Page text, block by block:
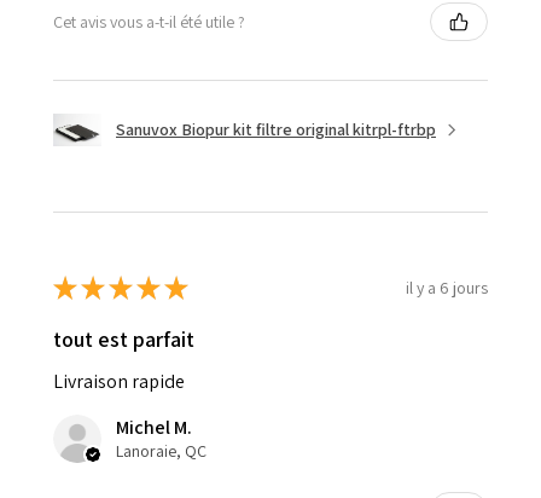
Cet avis vous a-t-il été utile ?
Sanuvox Biopur kit filtre original kitrpl-ftrbp
★★★★★ il y a 6 jours
tout est parfait
Livraison rapide
Michel M.
Lanoraie, QC